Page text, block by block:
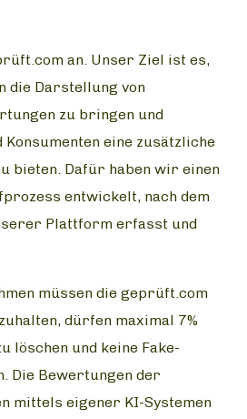
an. Unser Ziel ist es,
die Darstellung von
zu bringen und
Konsumenten eine zusätzliche
bieten. Dafür haben wir einen
entwickelt, nach dem
Plattform erfasst und
müssen die geprüft.com
dürfen maximal 7%
löschen und keine Fake-
Die Bewertungen der
mittels eigener KI-Systemen